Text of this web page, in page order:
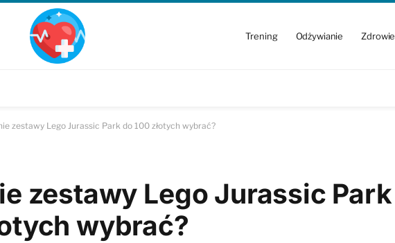
Trening Odżywianie Zdrowie
zestawy Lego Jurassic Park do 100 złotych wybrać?
zestawy Lego Jurassic Park
wybrać?